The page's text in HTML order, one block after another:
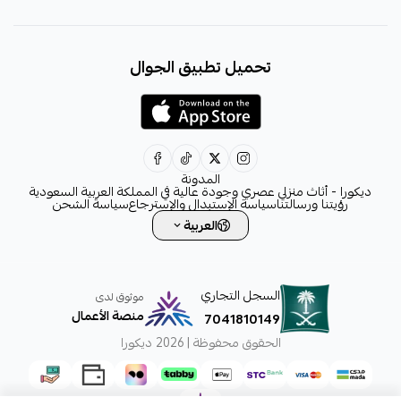
decora6586@gmail.com
تحميل تطبيق الجوال
المدونة
ديكورا - أثاث منزلي عصري وجودة عالية في المملكة العربية السعودية
رؤيتنا ورسالتناسياسة الإستبدال والإسترجاعسياسة الشحن
العربية
السجل التجاري
7041810149
موثوق لدى
منصة الأعمال
الحقوق محفوظة | 2026
ديكورا